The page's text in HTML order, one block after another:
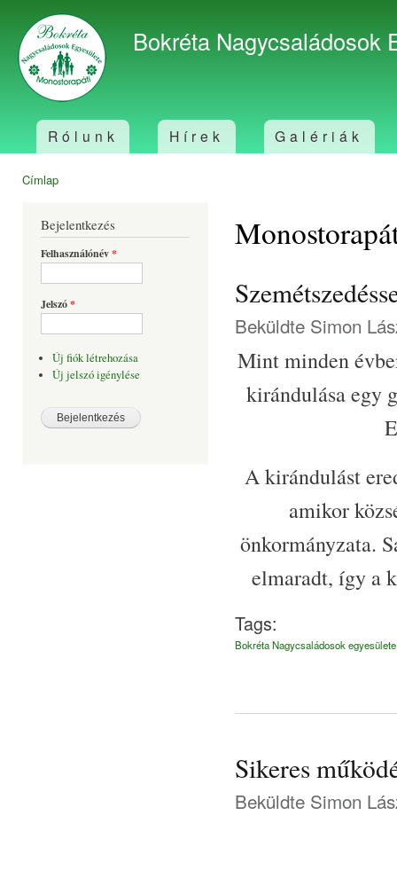
Bokréta Nagycsaládosok
Főmenü
Rólunk Hírek Galériák
Címlap
Bejelentkezés
Felhasználónév*
Jelszó*
Új fiók létrehozása
Új jelszó igénylése
Beküldte Simon
Mint minden
kirándulása egy
A kirándulást
amikor
önkormányzata.
elmaradt, így a
Tags:
Bokréta Nagycsaládosok egyesülete
Sikeres
Beküldte Simon